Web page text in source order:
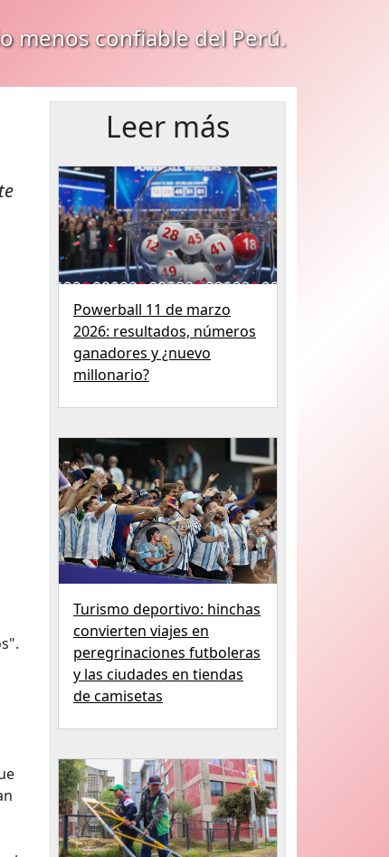
menos confiable del Perú.
Leer más
Powerball 11 de marzo
2026: resultados, números
ganadores y ¿nuevo
millonario?
Turismo deportivo: hinchas
convierten viajes en
peregrinaciones futboleras
y las ciudades en tiendas
de camisetas